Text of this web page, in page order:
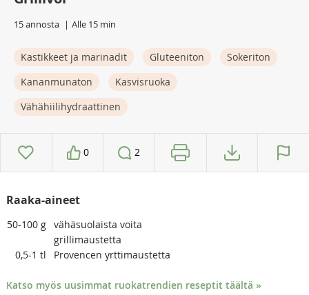
15 annosta Alle 15 min
Kastikkeet ja marinadit Gluteeniton
Sokeriton
Kananmunaton
Kasvisruoka
Vähähiilihydraattinen
0 2
Raaka-aineet
50-100 g vähäsuolaista voita
grillimaustetta
0,5-1 tl Provencen yrttimaustetta
Katso myös uusimmat ruokatrendien reseptit täältä »